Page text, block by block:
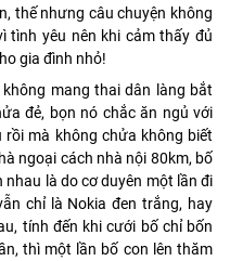
thế nhưng câu chuyện không
tình yêu nên khi cảm thấy đủ
gia đình nhỏ!
mang thai dân làng bắt
đẻ, bọn nó chắc ăn ngủ với
mà không chửa không biết
ngoại cách nhà nội 80km, bố
nhau là do cơ duyên một lần đi
chỉ là Nokia đen trắng, hay
tính đến khi cưới bố chỉ bốn
thì một lần bố con lên thăm